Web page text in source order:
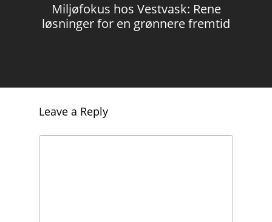
Miljøfokus hos Vestvask: Rene
løsninger for en grønnere fremtid
Leave a Reply